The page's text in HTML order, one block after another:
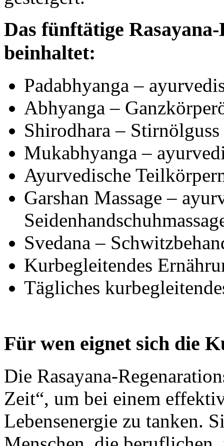
Das fünftätige
beinhaltet:
Padabhyanga –
Abhyanga –
Shirodhara –
Mukabhyanga –
Ayurvedische
Garshan Massage –
Svedana –
Kurbegleitendes
Tägliches
Für wen eignet sich die
Die Rasayana-
Zeit“, um bei einem
Lebensenergie zu tanken.